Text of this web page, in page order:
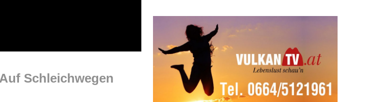
Schleichwegen